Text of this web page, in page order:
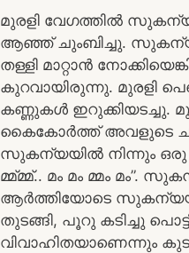
മുരളി വേഗത്തിൽ
ആഞ്ഞ് ചുംബിച്ചു. സുകന്യ
തള്ളി മാറ്റാൻ
കുറവായിരുന്നു. മുരളി
കണ്ണുകൾ ഇറുക്കിയടച്ചു.
കൈകോർത്ത് അവളുടെ
സുകന്യയിൽ നിന്നും
മ്മ്മ്മ്.. മം മം മ്മം മം”.
ആർത്തിയോടെ സുകന്യയുടെ
തുടങ്ങി, പൂറു കടിച്ചു
വിവാഹിതയാണെന്നും